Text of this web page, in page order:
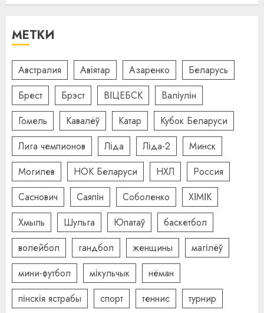
МЕТКИ
Австралия Авіятар Азаренко
Беларусь
Брест
Брэст ВІЦЕБСК
Валіулін
Гомель
Кавалёў Катар
Кубок Беларуси
Лига чемпионов
Ліда Ліда-2
Минск
Могилев
НОК Беларуси НХЛ
Россия
Саснович
Саяпін Соболенко
ХІМІК
Хмыль
Шульга Юпатаў
баскетбол
волейбол
гандбол женщины
магілёў
мини-футбол
мікульчык
нёман
пінскія ястрабы
спорт теннис
турнир